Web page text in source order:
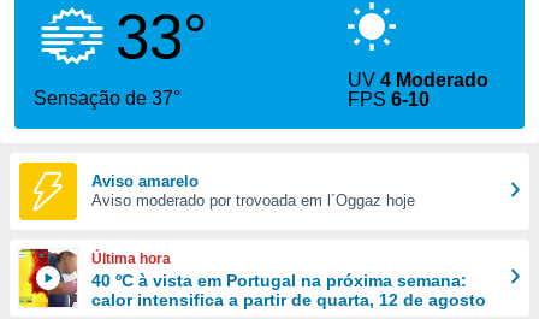
fornecidas
a este
das
e
forma
digital
33°
Sensação de 37°
UV4 Moderado
FPS6-10
Aviso amarelo
Aviso moderado por trovoada em l´Oggaz hoje
Última hora
40 ºC à vista em Portugal na próxima semana:
calor intensifica a partir de quarta, 12 de agosto